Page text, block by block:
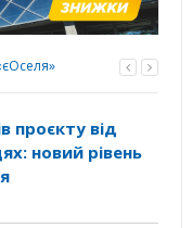
проєкту від
новий рівень